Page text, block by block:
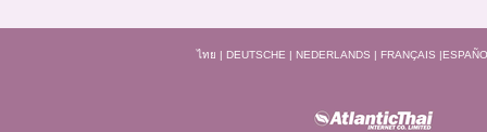
ไทย | DEUTSCHE | NEDERLANDS | FRANÇAIS |